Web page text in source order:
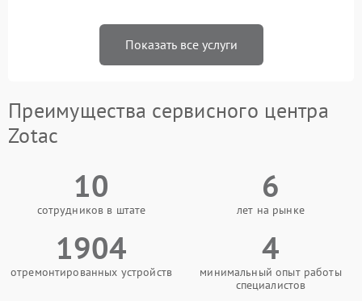
Показать все услуги
Преимущества сервисного центра
Zotac
10
сотрудников в штате
6
лет на рынке
1904
отремонтированных устройств
4
минимальный опыт работы
специалистов